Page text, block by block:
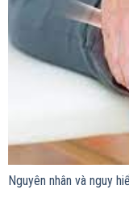
Nguyên nhân và nguy